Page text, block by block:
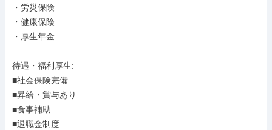
・労災保険
・健康保険
・厚生年金
待遇・福利厚生:
■社会保険完備
■昇給・賞与あり
■食事補助
■退職金制度